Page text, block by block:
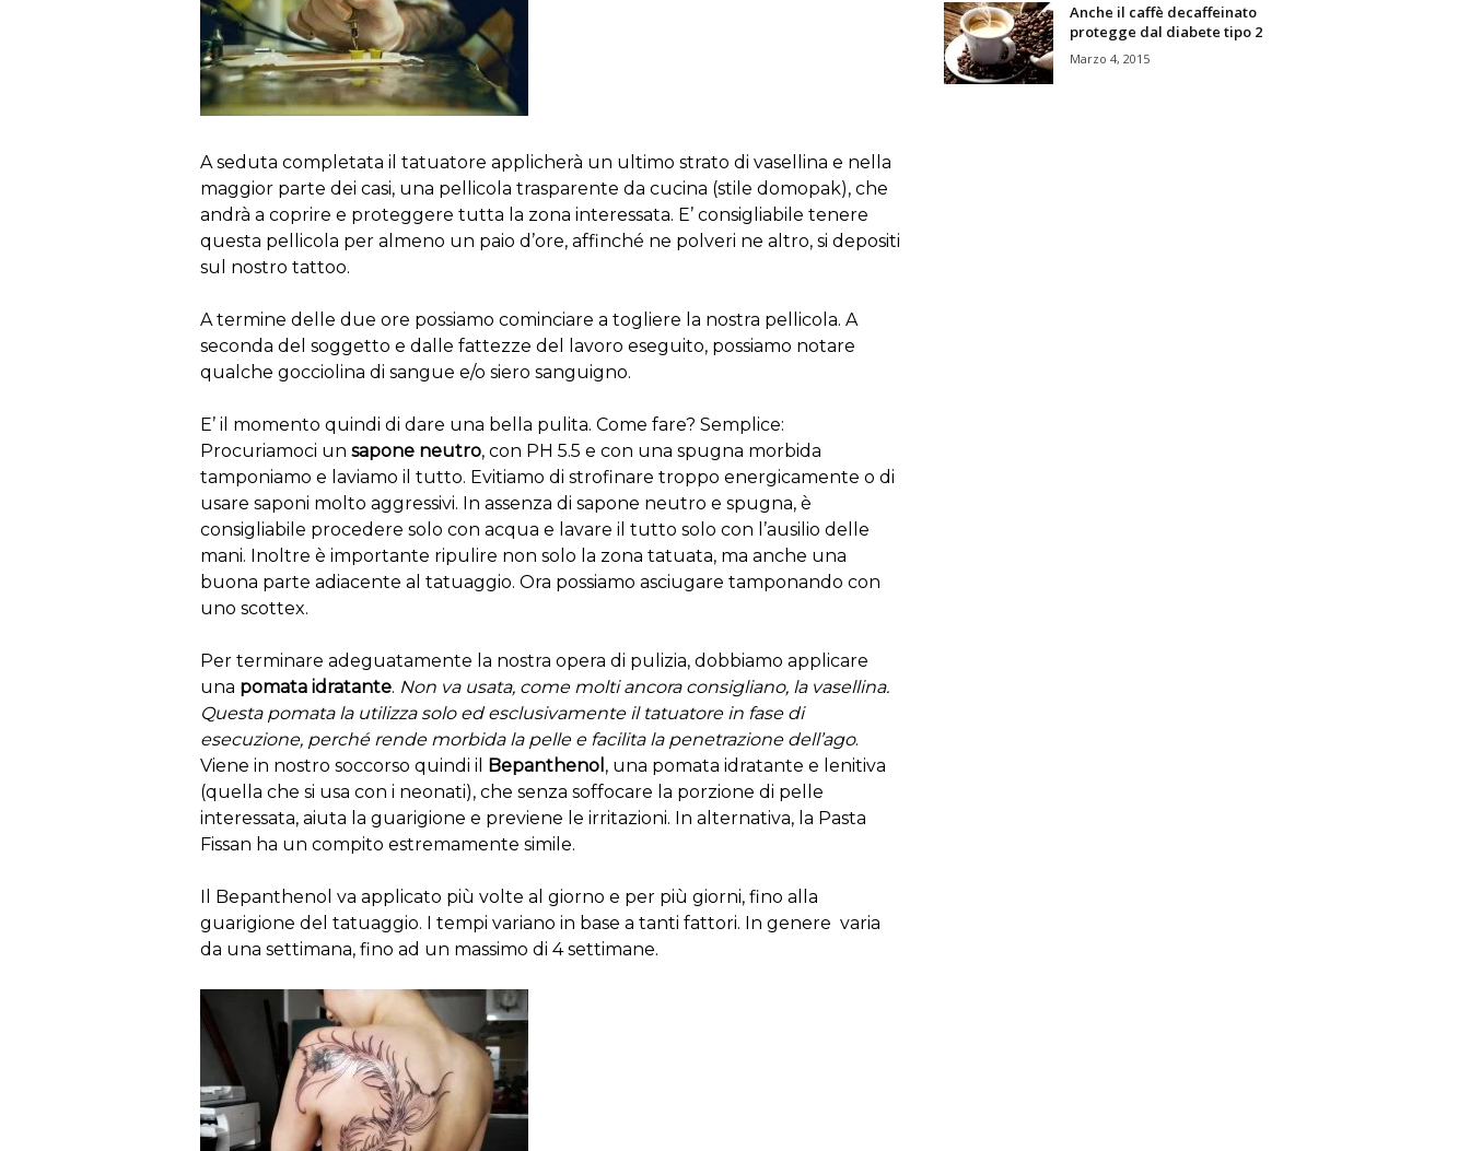
A seduta completata il tatuatore applicherà un ultimo strato di vasellina e nella
maggior parte dei casi, una pellicola trasparente da cucina (stile domopak), che
andrà a coprire e proteggere tutta la zona interessata. E’ consigliabile tenere
questa pellicola per almeno un paio d’ore, affinché ne polveri ne altro, si depositi
sul nostro tattoo.
A termine delle due ore possiamo cominciare a togliere la nostra pellicola. A
seconda del soggetto e dalle fattezze del lavoro eseguito, possiamo notare
qualche gocciolina di sangue e/o siero sanguigno.
E’ il momento quindi di dare una bella pulita. Come fare? Semplice:
Procuriamoci un sapone neutro, con PH 5.5 e con una spugna morbida
tamponiamo e laviamo il tutto. Evitiamo di strofinare troppo energicamente o di
usare saponi molto aggressivi. In assenza di sapone neutro e spugna, è
consigliabile procedere solo con acqua e lavare il tutto solo con l’ausilio delle
mani. Inoltre è importante ripulire non solo la zona tatuata, ma anche una
buona parte adiacente al tatuaggio. Ora possiamo asciugare tamponando con
uno scottex.
Per terminare adeguatamente la nostra opera di pulizia, dobbiamo applicare
una pomata idratante. Non va usata, come molti ancora consigliano, la vasellina.
Questa pomata la utilizza solo ed esclusivamente il tatuatore in fase di
esecuzione, perché rende morbida la pelle e facilita la penetrazione dell’ago.
Viene in nostro soccorso quindi il
Bepanthenol , una pomata idratante e lenitiva
(quella che si usa con i neonati), che senza soffocare la porzione di pelle
interessata, aiuta la guarigione e previene le irritazioni. In alternativa, la Pasta
Fissan ha un compito estremamente simile.
Il Bepanthenol va applicato più volte al giorno e per più giorni, fino alla
guarigione del tatuaggio. I tempi variano in base a tanti fattori. In genere varia
da una settimana, fino ad un massimo di 4 settimane.
Anche il caffè decaffeinato
protegge dal diabete tipo 2
Marzo 4, 2015